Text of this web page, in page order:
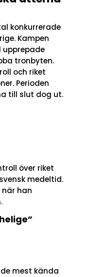
konkurrerade
Kampen
tronbyten.
och riket
Perioden
till slut dog ut.
över riket
medeltid.
han
mest kända